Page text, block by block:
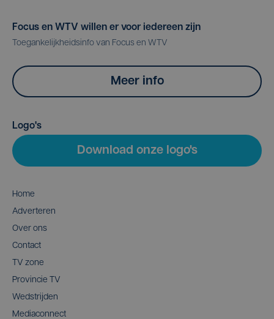
Focus en WTV willen er voor iedereen zijn
Toegankelijkheidsinfo van Focus en WTV
Meer info
Logo's
Download onze logo's
Home
Adverteren
Over ons
Contact
TV zone
Provincie TV
Wedstrijden
Mediaconnect